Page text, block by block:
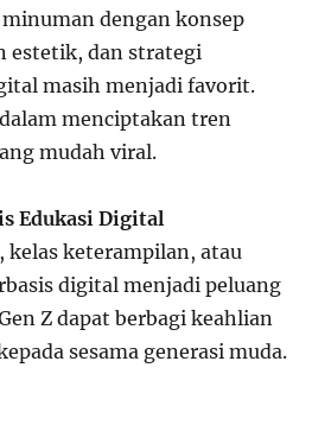
dengan konsep
estetik, dan strategi
masih menjadi favorit.
menciptakan tren
mudah viral.
Edukasi Digital
kelas keterampilan, atau
digital menjadi peluang
Z dapat berbagi keahlian
sesama generasi muda.